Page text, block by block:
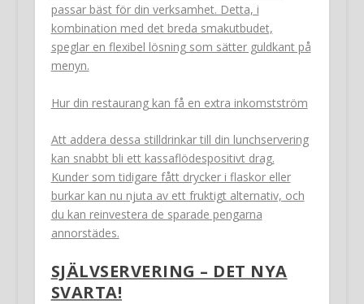
passar bäst för din verksamhet. Detta, i
kombination med det breda smakutbudet,
speglar en flexibel lösning som sätter guldkant på
menyn.
Hur din restaurang kan få en extra inkomstström
Att addera dessa stilldrinkar till din lunchservering
kan snabbt bli ett kassaflödespositivt drag.
Kunder som tidigare fått drycker i flaskor eller
burkar kan nu njuta av ett fruktigt alternativ, och
du kan reinvestera de sparade pengarna
annorstädes.
SJÄLVSERVERING – DET NYA
SVARTA!